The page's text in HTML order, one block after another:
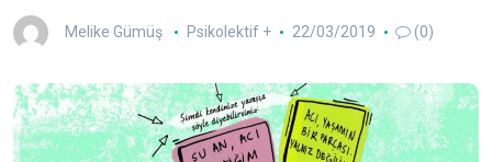
Melike Gümüş Psikolektif + 22/03/2019 (0)